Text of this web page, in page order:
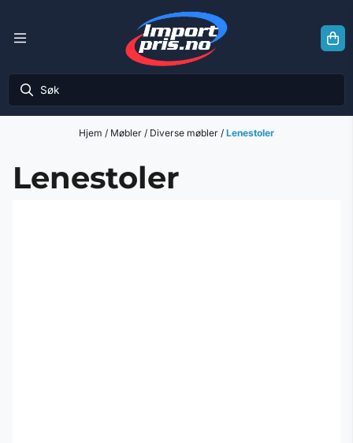
Hjem / Møbler / Diverse møbler / Lenestoler
Lenestoler